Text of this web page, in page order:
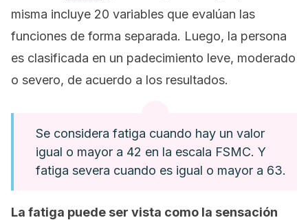
misma incluye 20 variables que evalúan las
funciones de forma separada. Luego, la persona
es clasificada en un padecimiento leve, moderado
o severo, de acuerdo a los resultados.
Se considera fatiga cuando hay un valor
igual o mayor a 42 en la escala FSMC. Y
fatiga severa cuando es igual o mayor a 63.
La fatiga puede ser vista como la sensación